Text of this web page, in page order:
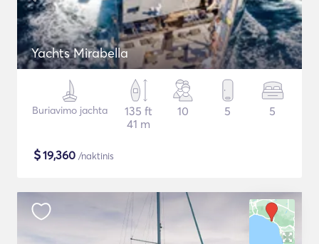
Yachts Mirabella
Buriavimo jachta
135 ft
41 m
10 5 5
$19,360 /naktinis